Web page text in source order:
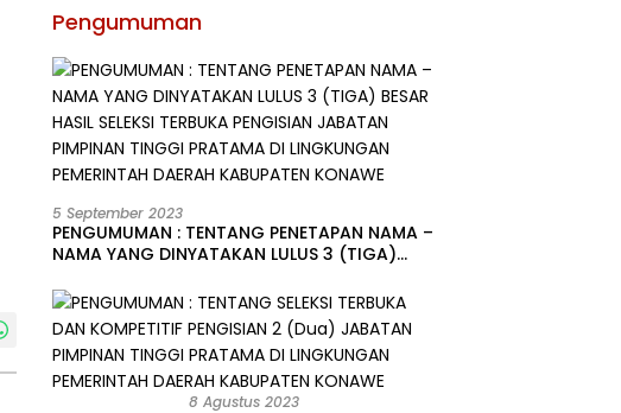
Pengumuman
5 September 2023
PENGUMUMAN : TENTANG PENETAPAN NAMA –
NAMA YANG DINYATAKAN LULUS 3 (TIGA)
JABATAN PIMPINAN TINGGI PRATAMA DI
LINGKUNGAN PEMERINTAH DAERAH
KABUPATEN KONAWE
8 Agustus 2023